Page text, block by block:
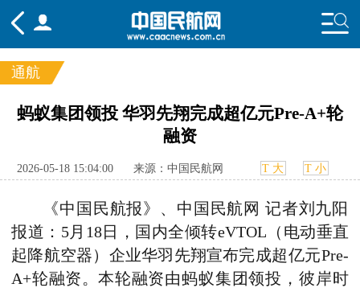
频道
国内
航图 智库 专题 舆情
通航
蚂蚁集团领投 华羽先翔完成超亿元Pre-A+轮
融资
2026-05-18 15:04:00 来源：中国民航网 T 大 T 小
《中国民航报》、中国民航网 记者刘九阳
报道：5月18日， 国内全倾转eVTOL（电动垂直
起降航空器）企业华羽先翔宣布完成超亿元Pre-
A+轮融资。 本轮融资由蚂蚁集团领投 ， 彼岸时